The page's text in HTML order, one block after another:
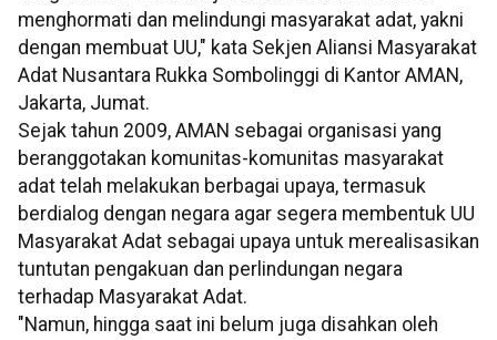
menghormati dan melindungi masyarakat adat, yakni
dengan membuat UU," kata Sekjen Aliansi Masyarakat
Adat Nusantara Rukka Sombolinggi di Kantor AMAN,
Jakarta, Jumat.
Sejak tahun 2009, AMAN sebagai organisasi yang
beranggotakan komunitas-komunitas masyarakat
adat telah melakukan berbagai upaya, termasuk
berdialog dengan negara agar segera membentuk UU
Masyarakat Adat sebagai upaya untuk merealisasikan
tuntutan pengakuan dan perlindungan negara
terhadap Masyarakat Adat.
"Namun, hingga saat ini belum juga disahkan oleh